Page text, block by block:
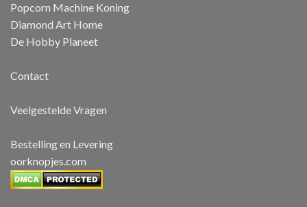
Popcorn Machine Koning
Diamond Art Home
De Hobby Planeet
Contact
Veelgestelde Vragen
Bestelling en Levering
oorknopjes.com